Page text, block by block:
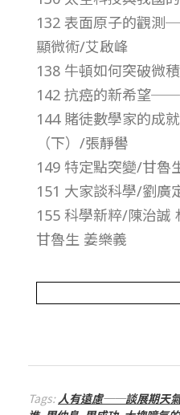
期
–
總
號
第
1
9
期
132 表面原子的觀測
顯微術/艾啟峰
138 牛頓如何突破微
142 抗癌的新希望
144 賭徒數學家的成
（下）/張靜嚳
149 特定點突變/甘魯
151 大家談科學/劉廣
155 科學新粹/陳治誠
甘魯生 姜樂義
Tags: 人有遠慮──談展期天